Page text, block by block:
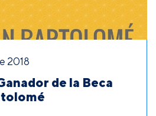
2018
de la Beca